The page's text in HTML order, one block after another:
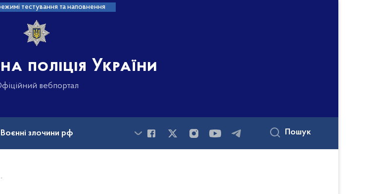
тестування та наповнення
поліція України
вебпортал
Воєнні злочини рф Пошук